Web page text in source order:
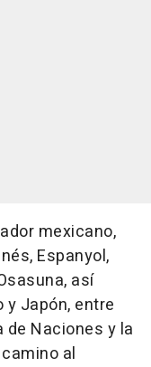
mexicano,
Espanyol,
así
Japón, entre
Naciones y la
al